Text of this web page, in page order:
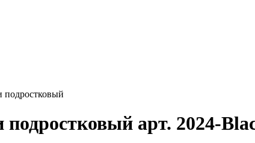
подростковый
арт. 2024-